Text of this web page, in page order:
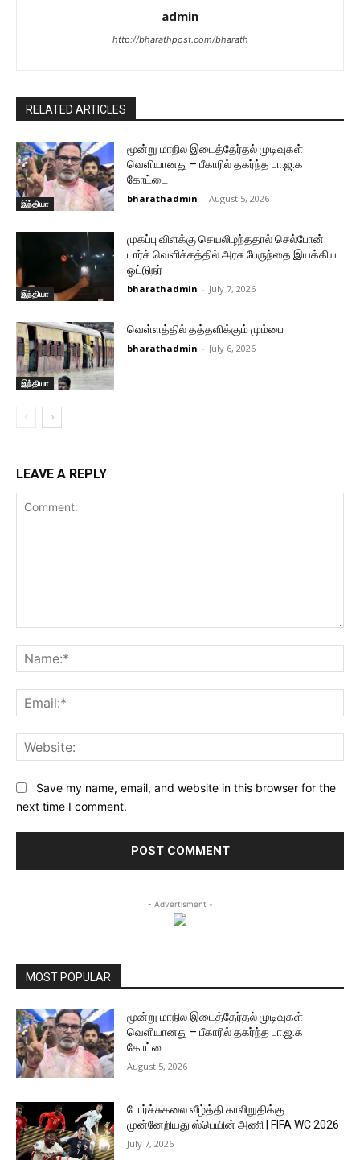
admin
http://bharathpost.com/bharath
RELATED ARTICLES
இந்தியா
மூன்று மாநில இடைத்தேர்தல் முடிவுகள்
வெளியானது – பீகாரில் தகர்ந்த பா.ஜ.க
கோட்டை
bharathadmin - August 5, 2026
இந்தியா
முகப்பு விளக்கு செயலிழந்ததால் செல்போன்
டார்ச் வெளிச்சத்தில் அரசு பேருந்தை இயக்கிய
ஓட்டுநர்
bharathadmin - July 7, 2026
இந்தியா
வெள்ளத்தில் தத்தளிக்கும் மும்பை
bharathadmin - July 6, 2026
LEAVE A REPLY
Save my name, email, and website in this browser for the
next time I comment.
- Advertisment -
MOST POPULAR
மூன்று மாநில இடைத்தேர்தல் முடிவுகள்
வெளியானது – பீகாரில் தகர்ந்த பா.ஜ.க
கோட்டை
August 5, 2026
போர்ச்சுகலை வீழ்த்தி காலிறுதிக்கு
முன்னேறியது ஸ்பெயின் அணி | FIFA WC 2026
July 7, 2026